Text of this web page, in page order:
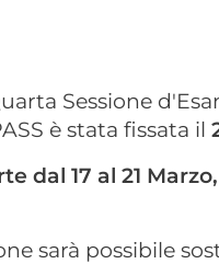
Sessione
è stata fissata il
dal 17 al 21
sarà possibile